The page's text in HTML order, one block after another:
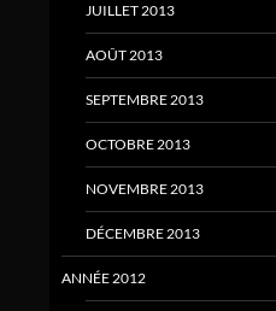
JUILLET 2013
AOÛT 2013
SEPTEMBRE 2013
OCTOBRE 2013
NOVEMBRE 2013
DÉCEMBRE 2013
ANNÉE 2012